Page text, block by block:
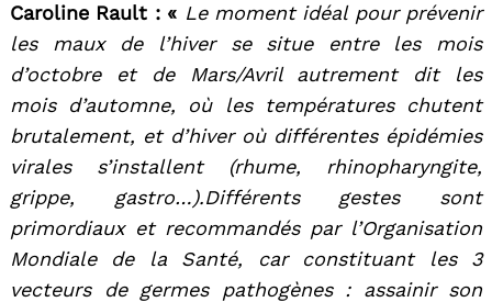
Caroline Rault : « Le moment idéal pour prévenir
les maux de l’hiver se situe entre les mois
d’octobre et de Mars/Avril autrement dit les
mois d’automne, où les températures chutent
brutalement, et d’hiver où différentes épidémies
virales s’installent (rhume, rhinopharyngite,
grippe, gastro…).Différents gestes sont
primordiaux et recommandés par l’Organisation
Mondiale de la Santé, car constituant les 3
vecteurs de germes pathogènes : assainir son